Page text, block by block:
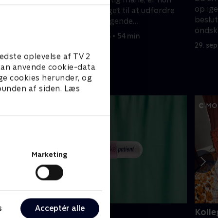
oplevelse af TV 2
anvende cookie-data
cookies herunder, og
af siden. Læs
Marketing
Acceptér alle
strandet og tvunget til at udfordre
sine mest dybtliggende
forventninger til overlevelse.
22. september 2025 • 54 min
op
29.
Patient